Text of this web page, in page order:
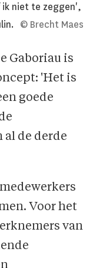
ik niet te zeggen',
© Brecht Maes
Gaboriau is
'Het is
goede
de derde
Voor het
van